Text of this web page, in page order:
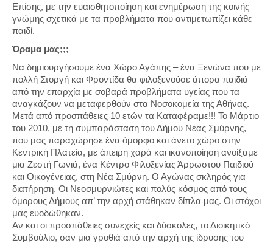
Επίσης, με την ευαισθητοποίηση και ενημέρωση της κοινής
γνώμης σχετικά με τα προβλήματα που αντιμετωπίζει κάθε
παιδί.
Όραμα μας;;;
Να δημιουργήσουμε ένα Χώρο Αγάπης – ένα Ξενώνα που με
πολλή Στοργή και Φροντίδα θα φιλοξενούσε άπορα παιδιά
από την επαρχία με σοβαρά προβλήματα υγείας που τα
αναγκάζουν να μεταφερθούν στα Νοσοκομεία της Αθήνας.
Μετά από προσπάθειες 10 ετών τα Καταφέραμε!!! Το Μάρτιο
του 2010, με τη συμπαράσταση του Δήμου Νέας Σμύρνης,
που μας παραχώρησε ένα όμορφο και άνετο χώρο στην
Κεντρική Πλατεία, με άπειρη χαρά και ικανοποίηση ανοίξαμε
μια Ζεστή Γωνιά, ένα Κέντρο Φιλοξενίας Άρρωστου Παιδιού
και Οικογένειας, στη Νέα Σμύρνη. Ο Αγώνας σκληρός για
διατήρηση. Οι Νεοσμυρνιώτες και πολύς κόσμος από τους
όμορους Δήμους απ’ την αρχή στάθηκαν δίπλα μας. Οι στόχοι
μας ευοδώθηκαν.
Αν και οι προσπάθειες συνεχείς και δύσκολες, το Διοικητικό
Συμβούλιο, σαν μια γροθιά από την αρχή της ίδρυσης του